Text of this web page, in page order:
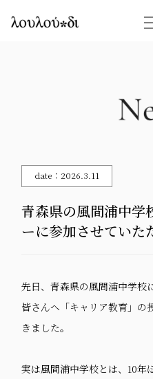
date：2026.3.11
青森県の風間浦中学
ーに参加させていた
先日、青森県の風間浦中学校
皆さんへ「キャリア教育」の
きました。
実は風間浦中学校とは、10年